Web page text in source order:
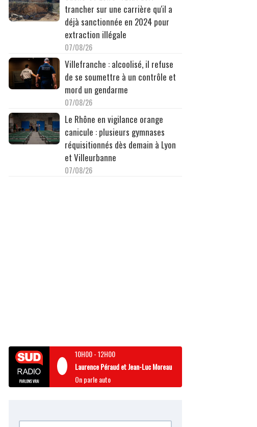
trancher sur une carrière qu'il a
déjà sanctionnée en 2024 pour
extraction illégale
07/08/26
Villefranche : alcoolisé, il refuse
de se soumettre à un contrôle et
mord un gendarme
07/08/26
Le Rhône en vigilance orange
canicule : plusieurs gymnases
réquisitionnés dès demain à Lyon
et Villeurbanne
07/08/26
10H00-12H00
Laurence Péraud et Jean-Luc Moreau
On parle auto